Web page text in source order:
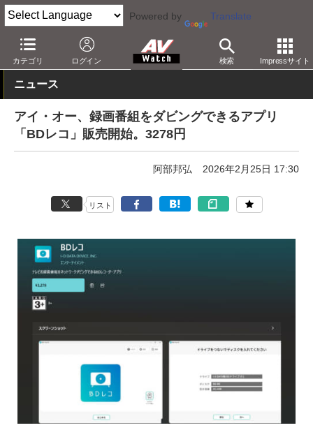
Powered by Translate
カテゴリ ログイン 検索 Impressサイト
AV Watch コンテンツ・サービス アプリ/サービス
ニュース
アイ・オー、録画番組をダビングできるアプリ
「BDレコ」販売開始。3278円
阿部邦弘 2026年2月25日 17:30
リスト